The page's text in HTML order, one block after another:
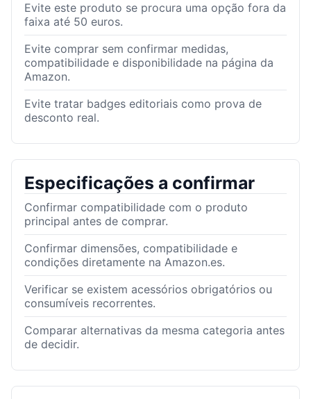
Evite este produto se procura uma opção fora da
faixa até 50 euros.
Evite comprar sem confirmar medidas,
compatibilidade e disponibilidade na página da
Amazon.
Evite tratar badges editoriais como prova de
desconto real.
Especificações a confirmar
Confirmar compatibilidade com o produto
principal antes de comprar.
Confirmar dimensões, compatibilidade e
condições diretamente na Amazon.es.
Verificar se existem acessórios obrigatórios ou
consumíveis recorrentes.
Comparar alternativas da mesma categoria antes
de decidir.